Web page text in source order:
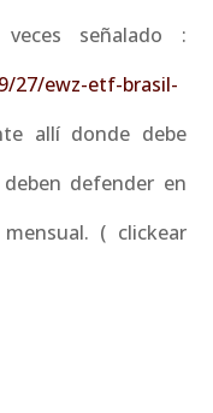
señalado :
27/ewz-etf-brasil-
allí donde debe
defender en
( clickear